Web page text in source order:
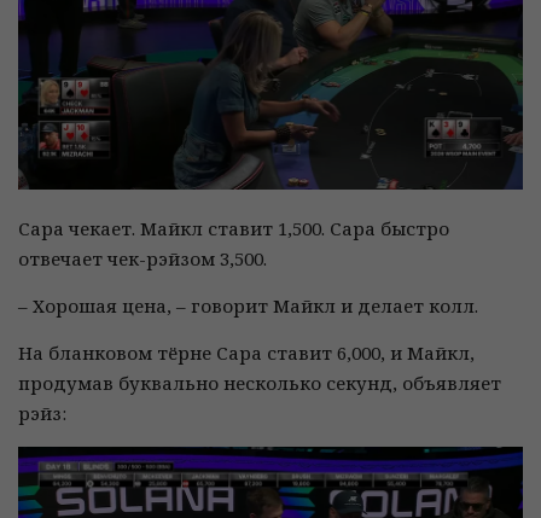
Сара чекает. Майкл ставит 1,500. Сара быстро
отвечает чек-рэйзом 3,500.
– Хорошая цена, – говорит Майкл и делает колл.
На бланковом тёрне Сара ставит 6,000, и Майкл,
продумав буквально несколько секунд, объявляет
рэйз: